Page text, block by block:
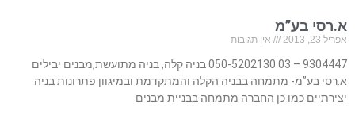
א.רסי בע”מ
אפריל 23, 2013 אין תגובות
9304447 – 03 050-5202130 בניה קלה, בניה מתועשת,מבנים יבילים
א.רסי בע”מ- מתמחה בבניה הקלה והמתקדמת ובמיגוון פתרונות בניה
יצירתיים כמו כן החברה מתמחה בבניית מבנים